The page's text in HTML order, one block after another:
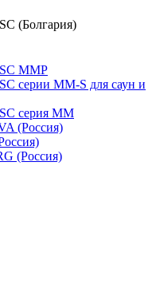
(Болгария)
MMP
серии MM-S для саун и
серия МM
(Россия)
(Россия)